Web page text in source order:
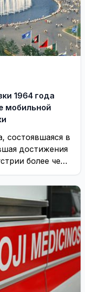
1964 года
мобильной
состоявшаяся в
достижения
более чем
...